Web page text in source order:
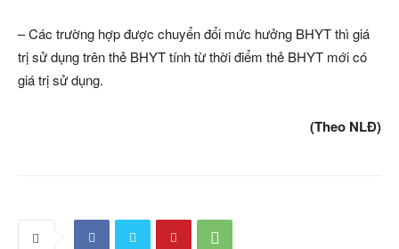
– Các trường hợp được chuyển đổi mức hưởng BHYT thì giá
trị sử dụng trên thẻ BHYT tính từ thời điểm thẻ BHYT mới có
giá trị sử dụng.
(Theo NLĐ)